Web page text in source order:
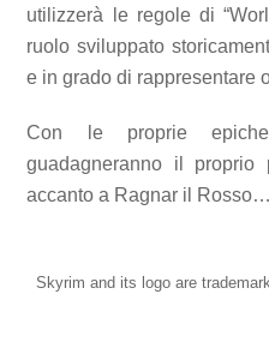
utilizzerà le regole di
ruolo sviluppato
e in grado di rappresentare
Con le proprie
guadagneranno il proprio
accanto a Ragnar il Rosso…
Skyrim and its logo are